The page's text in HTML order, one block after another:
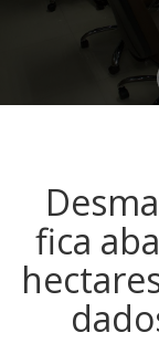
fica